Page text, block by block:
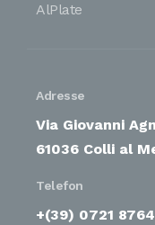
AlPlate
Adresse
Via Giovanni
61036 Colli al
Telefon
+(39) 0721